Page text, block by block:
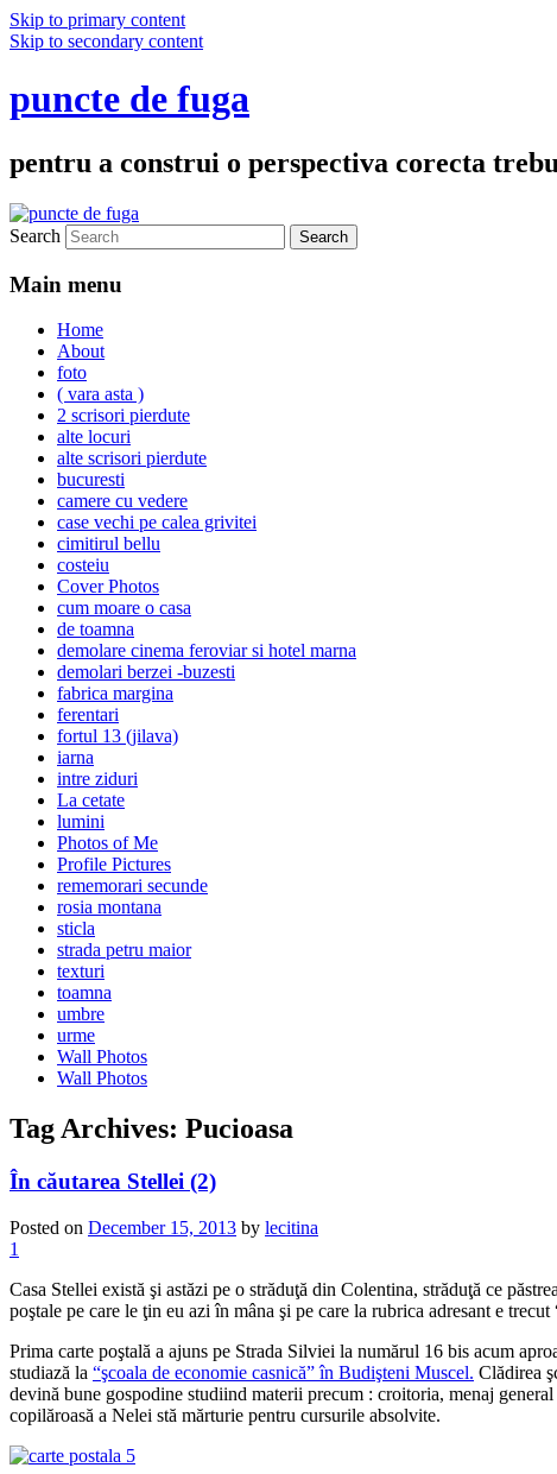
Skip to primary content
Skip to secondary content
puncte de fuga
pentru a construi o perspectiva corecta
Search
Main menu
Home
About
foto
( vara asta )
2 scrisori pierdute
alte locuri
alte scrisori pierdute
bucuresti
camere cu vedere
case vechi pe calea grivitei
cimitirul bellu
costeiu
Cover Photos
cum moare o casa
de toamna
demolare cinema feroviar si hotel marna
demolari berzei -buzesti
fabrica margina
ferentari
fortul 13 (jilava)
iarna
intre ziduri
La cetate
lumini
Photos of Me
Profile Pictures
rememorari secunde
rosia montana
sticla
strada petru maior
texturi
toamna
umbre
urme
Wall Photos
Wall Photos
Tag Archives: Pucioasa
În căutarea Stellei (2)
Posted on December 15, 2013 by lecitina
1
Casa Stellei există şi astăzi pe o străduţă din Colentina, străduţă ce
poştale pe care le ţin eu azi în mâna şi pe care la rubrica adresant e
Prima carte poştală a ajuns pe Strada Silviei la numărul 16 bis acum
studiază la “şcoala de economie casnică” în Budişteni Muscel. Clădirea
devină bune gospodine studiind materii precum : croitoria, menaj
copilăroasă a Nelei stă mărturie pentru cursurile absolvite.